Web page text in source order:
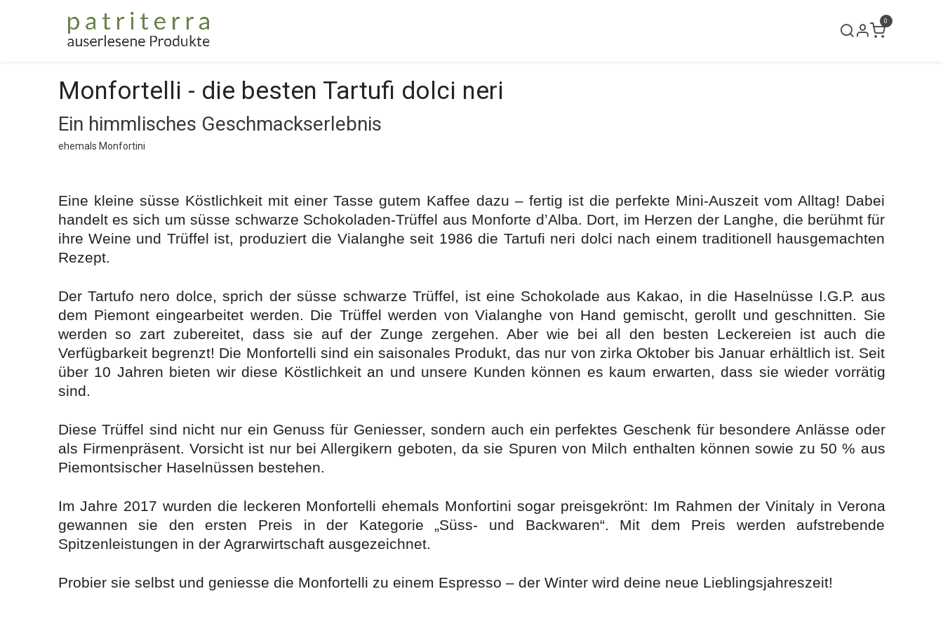
Kontakt
0
Monfortelli - die besten Tartufi dolci neri
Ein himmlisches Geschmackserlebnis
ehemals Monfortini
Eine kleine süsse Köstlichkeit mit einer Tasse gutem Kaffee dazu – fertig ist die perfekte Mini-Auszeit vom Alltag! Dabei
handelt es sich um süsse schwarze Schokoladen-Trüffel aus Monforte d’Alba. Dort, im Herzen der Langhe, die berühmt für
ihre Weine und Trüffel ist, produziert die Vialanghe seit 1986 die Tartufi neri dolci nach einem traditionell hausgemachten
Rezept.
Der Tartufo nero dolce, sprich der süsse schwarze Trüffel, ist eine Schokolade aus Kakao, in die Haselnüsse I.G.P. aus
dem Piemont eingearbeitet werden. Die Trüffel werden von Vialanghe von Hand gemischt, gerollt und geschnitten. Sie
werden so zart zubereitet, dass sie auf der Zunge zergehen. Aber wie bei all den besten Leckereien ist auch die
Verfügbarkeit begrenzt! Die Monfortelli sind ein saisonales Produkt, das nur von zirka Oktober bis Januar erhältlich ist. Seit
über 10 Jahren bieten wir diese Köstlichkeit an und unsere Kunden können es kaum erwarten, dass sie wieder vorrätig
sind.
Diese Trüffel sind nicht nur ein Genuss für Geniesser, sondern auch ein perfektes Geschenk für besondere Anlässe oder
als Firmenpräsent. Vorsicht ist nur bei Allergikern geboten, da sie Spuren von Milch enthalten können sowie zu 50 % aus
Piemontsischer Haselnüssen bestehen.
Im Jahre 2017 wurden die leckeren Monfortelli ehemals Monfortini sogar preisgekrönt: Im Rahmen der Vinitaly in Verona
gewannen sie den ersten Preis in der Kategorie „Süss- und Backwaren“. Mit dem Preis werden aufstrebende
Spitzenleistungen in der Agrarwirtschaft ausgezeichnet.
Probier sie selbst und geniesse die Monfortelli zu einem Espresso – der Winter wird deine neue Lieblingsjahreszeit! ​